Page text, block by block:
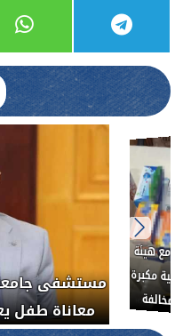
مستشفى
معاناة طفل
هيئة
مكبرة